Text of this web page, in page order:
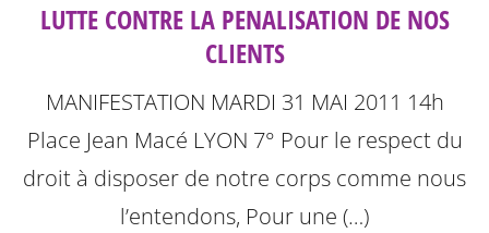
LUTTE CONTRE LA PENALISATION DE NOS
CLIENTS
MANIFESTATION MARDI 31 MAI 2011 14h
Place Jean Macé LYON 7° Pour le respect du
droit à disposer de notre corps comme nous
l’entendons, Pour une (…)